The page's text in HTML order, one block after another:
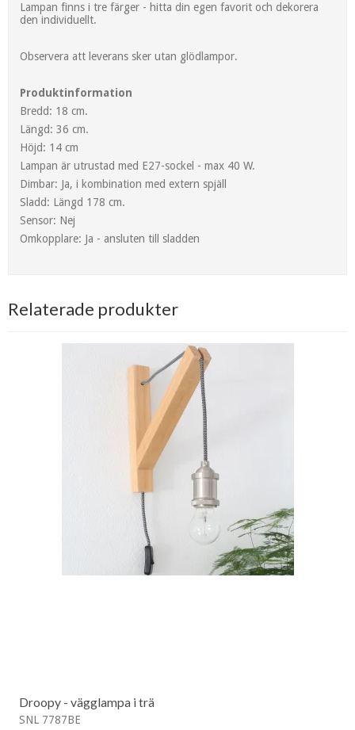
Lampan finns i tre färger - hitta din egen favorit och dekorera
den individuellt.
Observera att leverans sker utan glödlampor.
Produktinformation
Bredd: 18 cm.
Längd: 36 cm.
Höjd: 14 cm
Lampan är utrustad med E27-sockel - max 40 W.
Dimbar: Ja, i kombination med extern spjäll
Sladd: Längd 178 cm.
Sensor: Nej
Omkopplare: Ja - ansluten till sladden
Relaterade produkter
Droopy - vägglampa i trä
SNL 7787BE